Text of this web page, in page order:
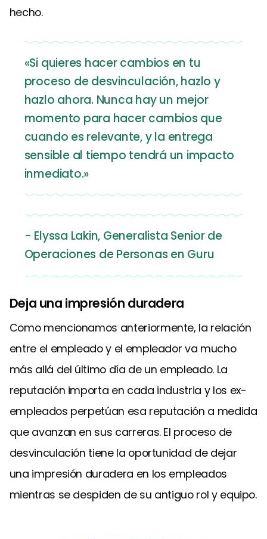
hecho.
«Si quieres hacer cambios en tu
proceso de desvinculación, hazlo y
hazlo ahora. Nunca hay un mejor
momento para hacer cambios que
cuando es relevante, y la entrega
sensible al tiempo tendrá un impacto
inmediato.»
- Elyssa Lakin, Generalista Senior de
Operaciones de Personas en Guru
Deja una impresión duradera
Como mencionamos anteriormente, la relación
entre el empleado y el empleador va mucho
más allá del último día de un empleado. La
reputación importa en cada industria y los ex-
empleados perpetúan esa reputación a medida
que avanzan en sus carreras. El proceso de
desvinculación tiene la oportunidad de dejar
una impresión duradera en los empleados
mientras se despiden de su antiguo rol y equipo.